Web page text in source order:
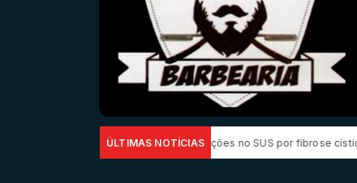
ÚLTIMAS NOTÍCIAS
até 85% internações no SUS por fibrose cística Rio concentra